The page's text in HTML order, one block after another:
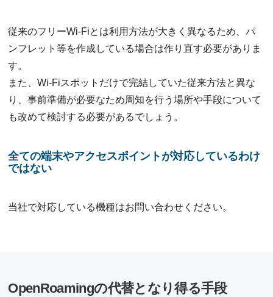
従来のフリーWi-Fiとは利用方法が大きく異なるため、パ
ンフレット等を作成している場合は作り直す必要がありま
す。
また、Wi-Fiスポットだけで完結していた従来方法と異な
り、事前準備が必要なため周知を行う場所や手段について
も改めて検討する必要があるでしょう。
全ての端末やアクセスポイントが対応しているわけ
ではない
当社で対応している機種はお問い合わせください。
OpenRoamingの代替となり得る手段